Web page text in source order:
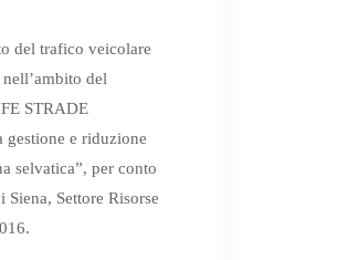
del trafico veicolare
del
STRADE
gestione e riduzione
selvatica”, per conto
Settore Risorse